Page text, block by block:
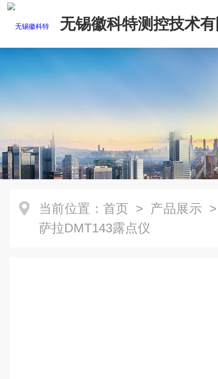
无锡徽科特测控技术
当前位置： 首页 > 产品展示
萨拉DMT143露点仪